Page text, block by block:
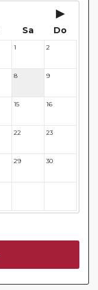
▸
Sa Do
1 2
8 9
15 16
22 23
29 30